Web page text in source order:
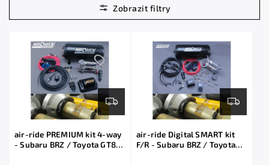
Nejdražší
air-ride PREMIUM kit 4-way
- Subaru BRZ / Toyota GT86
air-ride Digital SMART kit
F/R - Subaru BRZ / Toyota